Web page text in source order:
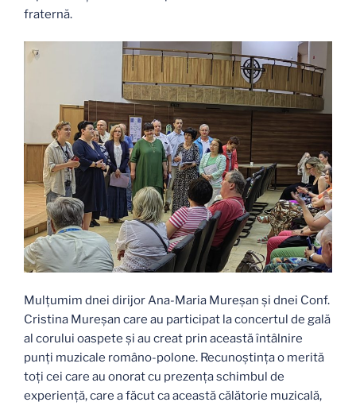
fraternă.
Mulțumim dnei dirijor Ana-Maria Mureșan și dnei Conf.
Cristina Mureșan care au participat la concertul de gală
al corului oaspete și au creat prin această întâlnire
punți muzicale româno-polone. Recunoștința o merită
toți cei care au onorat cu prezența schimbul de
experiență, care a făcut ca această călătorie muzicală,